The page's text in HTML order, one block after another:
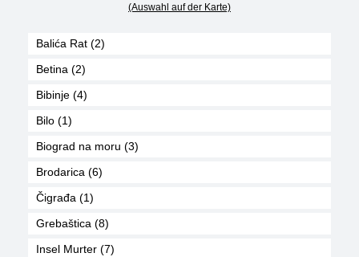
(Auswahl auf der Karte)
Balića Rat (2)
Betina (2)
Bibinje (4)
Bilo (1)
Biograd na moru (3)
Brodarica (6)
Čigrađa (1)
Grebaštica (8)
Insel Murter (7)